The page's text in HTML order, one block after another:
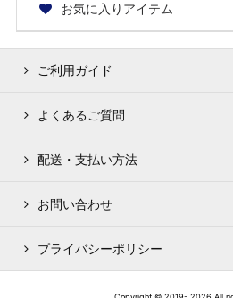
お気に入りアイテム
ご利用ガイド
よくあるご質問
配送・支払い方法
お問い合わせ
プライバシーポリシー